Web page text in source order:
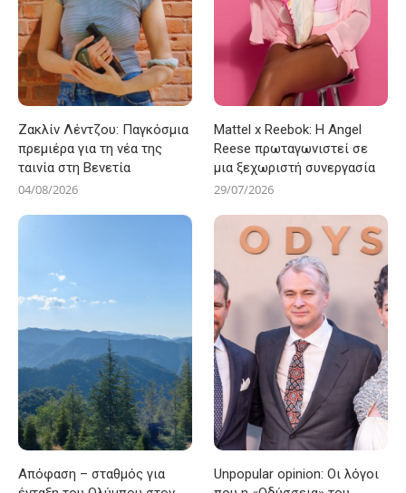
Ζακλίν Λέντζου: Παγκόσμια
πρεμιέρα για τη νέα της
ταινία στη Βενετία
04/08/2026
Mattel x Reebok: Η Angel
Reese πρωταγωνιστεί σε
μια ξεχωριστή συνεργασία
29/07/2026
Απόφαση – σταθμός για
Unpopular opinion: Οι λόγοι